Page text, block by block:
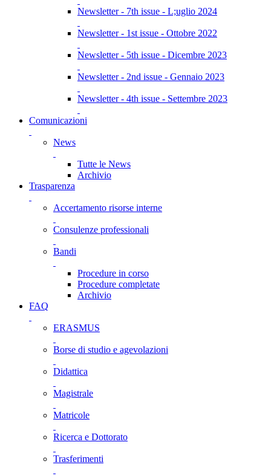
Newsletter - 7th issue - L;uglio 2024
Newsletter - 1st issue - Ottobre 2022
Newsletter - 5th issue - Dicembre 2023
Newsletter - 2nd issue - Gennaio 2023
Newsletter - 4th issue - Settembre 2023
Comunicazioni
News
Tutte le News
Archivio
Trasparenza
Accertamento risorse interne
Consulenze professionali
Bandi
Procedure in corso
Procedure completate
Archivio
FAQ
ERASMUS
Borse di studio e agevolazioni
Didattica
Magistrale
Matricole
Ricerca e Dottorato
Trasferimenti